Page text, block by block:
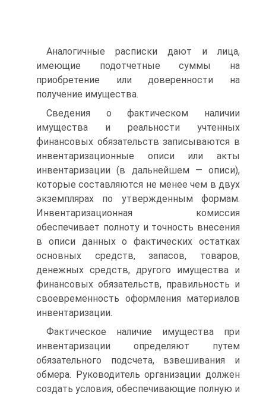
Аналогичные расписки дают и лица,
имеющие подотчетные суммы на
приобретение или доверенности на
получение имущества.
Сведения о фактическом наличии
имущества и реальности учтенных
финансовых обязательств записываются в
инвентаризационные описи или акты
инвентаризации (в дальнейшем — описи),
которые составляются не менее чем в двух
экземплярах по утвержденным формам.
Инвентаризационная комиссия
обеспечивает полноту и точность внесения
в описи данных о фактических остатках
основных средств, запасов, товаров,
денежных средств, другого имущества и
финансовых обязательств, правильность и
своевременность оформления материалов
инвентаризации.
Фактическое наличие имущества при
инвентаризации определяют путем
обязательного подсчета, взвешивания и
обмера. Руководитель организации должен
создать условия, обеспечивающие полную и